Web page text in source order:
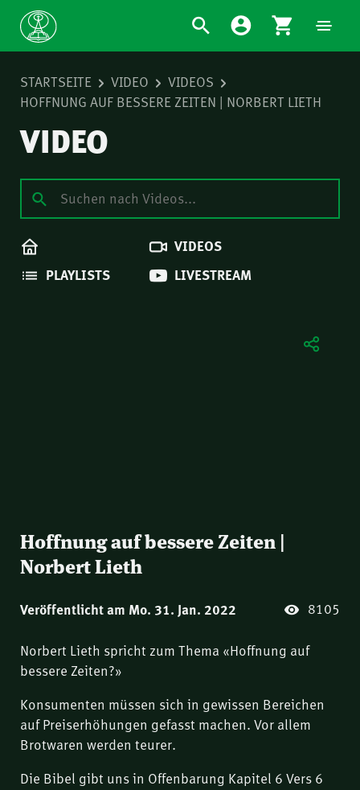
STARTSEITE VIDEO
VIDEOS
HOFFNUNG AUF BESSERE ZEITEN | NORBERT LIETH
VIDEO
VIDEOS
PLAYLISTS
LIVESTREAM
Hoffnung auf bessere Zeiten |
Norbert Lieth
Veröffentlicht am Mo. 31. Jan. 2022 8105
Norbert Lieth spricht zum Thema «Hoffnung auf
bessere Zeiten?»
Konsumenten müssen sich in gewissen Bereichen
auf Preiserhöhungen gefasst machen. Vor allem
Brotwaren werden teurer.
Die Bibel gibt uns in Offenbarung Kapitel 6 Vers 6